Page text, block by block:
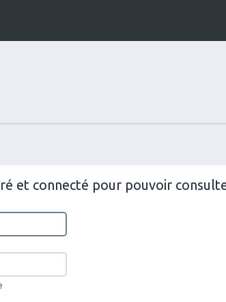
et connecté pour pouvoir